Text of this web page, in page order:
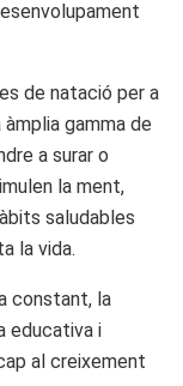
de natació per a
gamma de
a surar o
la ment,
saludables
la vida.
constant, la
educativa i
al creixement